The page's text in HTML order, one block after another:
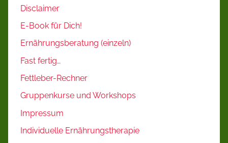
Disclaimer
E-Book für Dich!
Ernährungsberatung (einzeln)
Fast fertig…
Fettleber-Rechner
Gruppenkurse und Workshops
Impressum
Individuelle Ernährungstherapie